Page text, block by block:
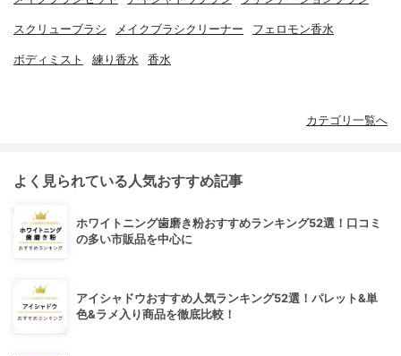
スクリューブラシ メイクブラシクリーナー フェロモン香水
ボディミスト 練り香水 香水
カテゴリ一覧へ
よく見られている人気おすすめ記事
ホワイトニング歯磨き粉おすすめランキング52選！口コミ
の多い市販品を中心に
アイシャドウおすすめ人気ランキング52選！パレット&単
色&ラメ入り商品を徹底比較！